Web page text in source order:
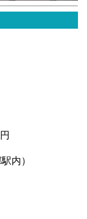
内）